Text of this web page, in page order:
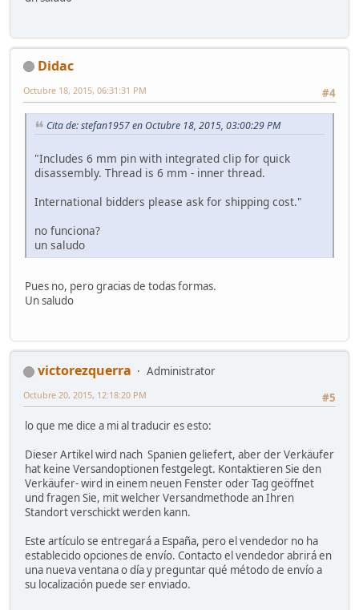
Didac
#4
Octubre 18, 2015, 06:31:31 PM
Cita de: stefan1957 en Octubre 18, 2015, 03:00:29 PM
"Includes 6 mm pin with integrated clip for quick
disassembly. Thread is 6 mm - inner thread.
International bidders please ask for shipping cost."
no funciona?
un saludo
Pues no, pero gracias de todas formas.
Un saludo
victorezquerra
Administrator
#5
Octubre 20, 2015, 12:18:20 PM
lo que me dice a mi al traducir es esto:
Dieser Artikel wird nach Spanien geliefert, aber der Verkäufer
hat keine Versandoptionen festgelegt. Kontaktieren Sie den
Verkäufer- wird in einem neuen Fenster oder Tag geöffnet
und fragen Sie, mit welcher Versandmethode an Ihren
Standort verschickt werden kann.
Este artículo se entregará a España, pero el vendedor no ha
establecido opciones de envío. Contacto el vendedor abrirá en
una nueva ventana o día y preguntar qué método de envío a
su localización puede ser enviado.